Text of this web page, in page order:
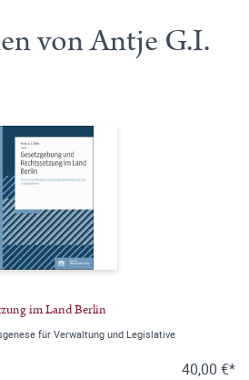
von Antje G.I.
im Land Berlin
für Verwaltung und Legislative
40,00 €*